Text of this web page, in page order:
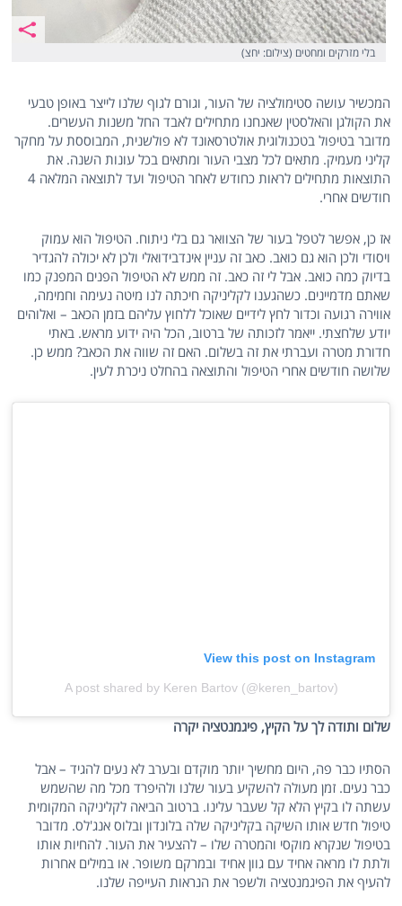
בלי מזרקים ומחטים (צילום: יחצ)
המכשיר עושה סטימולציה של העור, וגורם לגוף שלנו לייצר באופן טבעי
את הקולגן והאלסטין שאנחנו מתחילים לאבד החל משנות העשרים.
מדובר בטיפול בטכנולוגית אולטרסאונד לא פולשנית, המבוססת על מחקר
קליני מעמיק. מתאים לכל מצבי העור ומתאים בכל עונות השנה. את
התוצאות מתחילים לראות כחודש לאחר הטיפול ועד לתוצאה המלאה 4
חודשים אחרי.
אז כן, אפשר לטפל בעור של הצוואר גם בלי ניתוח. הטיפול הוא עמוק
ויסודי ולכן הוא גם כואב. כאב זה עניין אינדבידואלי ולכן לא יכולה להגדיר
בדיוק כמה כואב. אבל לי זה כאב. זה ממש לא הטיפול הפנים המפנק כמו
שאתם מדמיינים. כשהגענו לקליניקה חיכתה לנו מיטה נעימה וחמימה,
אווירה רגועה וכדור לחץ לידיים שאוכל ללחוץ עליהם בזמן הכאב – ואלוהים
יודע שלחצתי. ייאמר לזכותה של ברטוב, הכל היה ידוע מראש. באתי
חדורת מטרה ועברתי את זה בשלום. האם זה שווה את הכאב? ממש כן.
שלושה חודשים אחרי הטיפול והתוצאה בהחלט ניכרת לעין.
View this post on Instagram
A post shared by Keren Bartov (@keren_bartov)
שלום ותודה לך על הקיץ, פיגמנטציה יקרה
הסתיו כבר פה, היום מחשיך יותר מוקדם ובערב לא נעים להגיד – אבל
כבר נעים. זמן מעולה להשקיע בעור שלנו ולהיפרד מכל מה שהשמש
עשתה לו בקיץ הלא קל שעבר עלינו. ברטוב הביאה לקליניקה המקומית
טיפול חדש אותו השיקה בקליניקה שלה בלונדון ובלוס אנג'לס. מדובר
בטיפול שנקרא מוקסי והמטרה שלו – להצעיר את העור. להחיות אותו
ולתת לו מראה אחיד עם גוון אחיד ובמרקם משופר. או במילים אחרות
להעיף את הפיגמנטציה ולשפר את הנראות העייפה שלנו.